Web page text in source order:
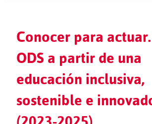
Conocer para
ODS a partir de una
educación inclusiva,
sostenible e